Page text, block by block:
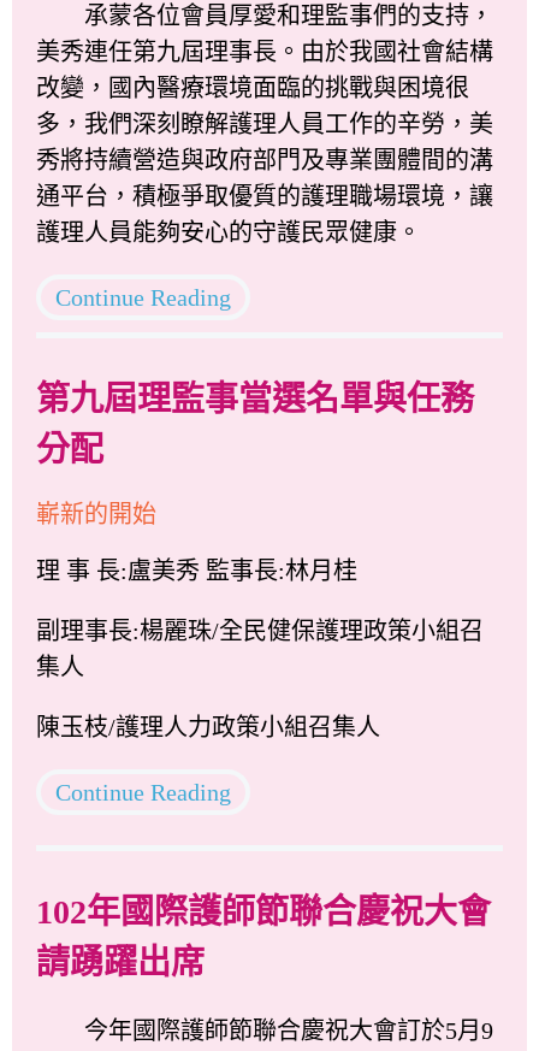
承蒙各位會員厚愛和理監事們的支持，
美秀連任第九屆理事長。由於我國社會結構
改變，國內醫療環境面臨的挑戰與困境很
多，我們深刻瞭解護理人員工作的辛勞，美
秀將持續營造與政府部門及專業團體間的溝
通平台，積極爭取優質的護理職場環境，讓
護理人員能夠安心的守護民眾健康。
Continue Reading
第九屆理監事當選名單與任務
分配
嶄新的開始
理 事 長:盧美秀 監事長:林月桂
副理事長:楊麗珠/全民健保護理政策小組召
集人
陳玉枝/護理人力政策小組召集人
Continue Reading
102年國際護師節聯合慶祝大會
請踴躍出席
今年國際護師節聯合慶祝大會訂於5月9